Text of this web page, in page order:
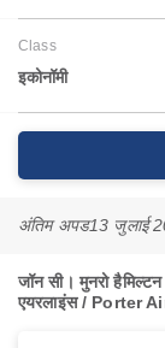
Class
इकोनॉमी
अंतिम अपड13 जुलाई
जॉन सी। मुनरो हैमिल्टन
एयरलाइंस / Porter